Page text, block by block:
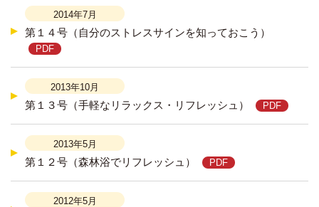
2014年7月
第１４号（自分のストレスサインを知っておこう）
2013年10月
第１３号（手軽なリラックス・リフレッシュ）
2013年5月
第１２号（森林浴でリフレッシュ）
2012年5月